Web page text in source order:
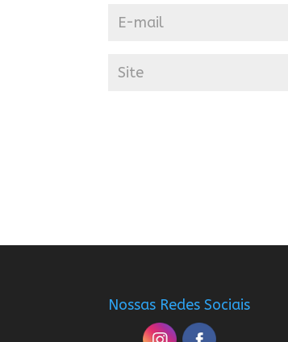
Nossas Redes Sociais